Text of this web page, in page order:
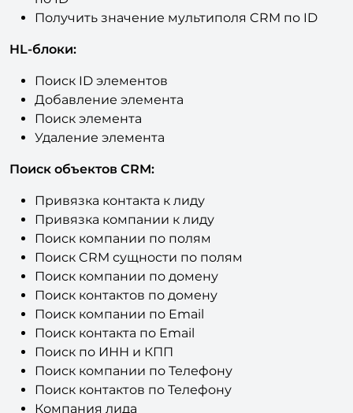
HL-блоки:
Поиск ID элементов
Добавление элемента
Поиск элемента
Удаление элемента
Поиск объектов CRM:
Привязка контакта к лиду
Привязка компании к лиду
Поиск компании по полям
Поиск CRM сущности по полям
Поиск компании по домену
Поиск контактов по домену
Поиск компании по Email
Поиск контакта по Email
Поиск по ИНН и КПП
Поиск компании по Телефону
Поиск контактов по Телефону
Компания лида
Список контактов лида